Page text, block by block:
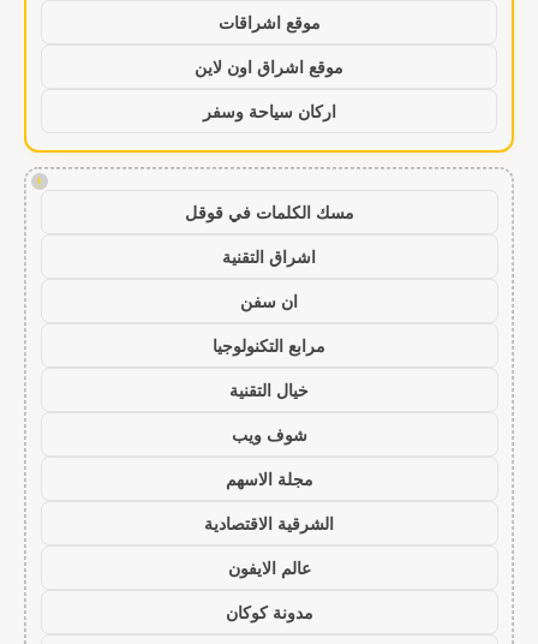
موقع اشراقات
موقع اشراق اون لاين
اركان سياحة وسفر
!
مسك الكلمات في قوقل
اشراق التقنية
ان سفن
مرابع التكنولوجيا
خيال التقنية
شوف ويب
مجلة الاسهم
الشرقية الاقتصادية
عالم الايفون
مدونة كوكان